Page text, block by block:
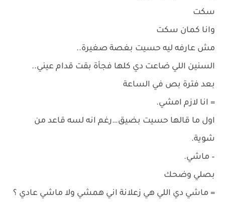
سكت
وانا كمان سكت
مش عارفه ليه حسيت بغصة صغيرة..
السنين اللي ضاعت دي كلها فجأة بقت قدام عيني..
بعد فترة بص في الساعة
= انا لازم امشي.
اول ما قالها حسيت بضيق…رغم انه لسه قاعد من
شوية.
– ماشي.
بصلي وضحك
= ماشي دي اللي هي زعلانة اني همشي ولا ماشي عادي ؟